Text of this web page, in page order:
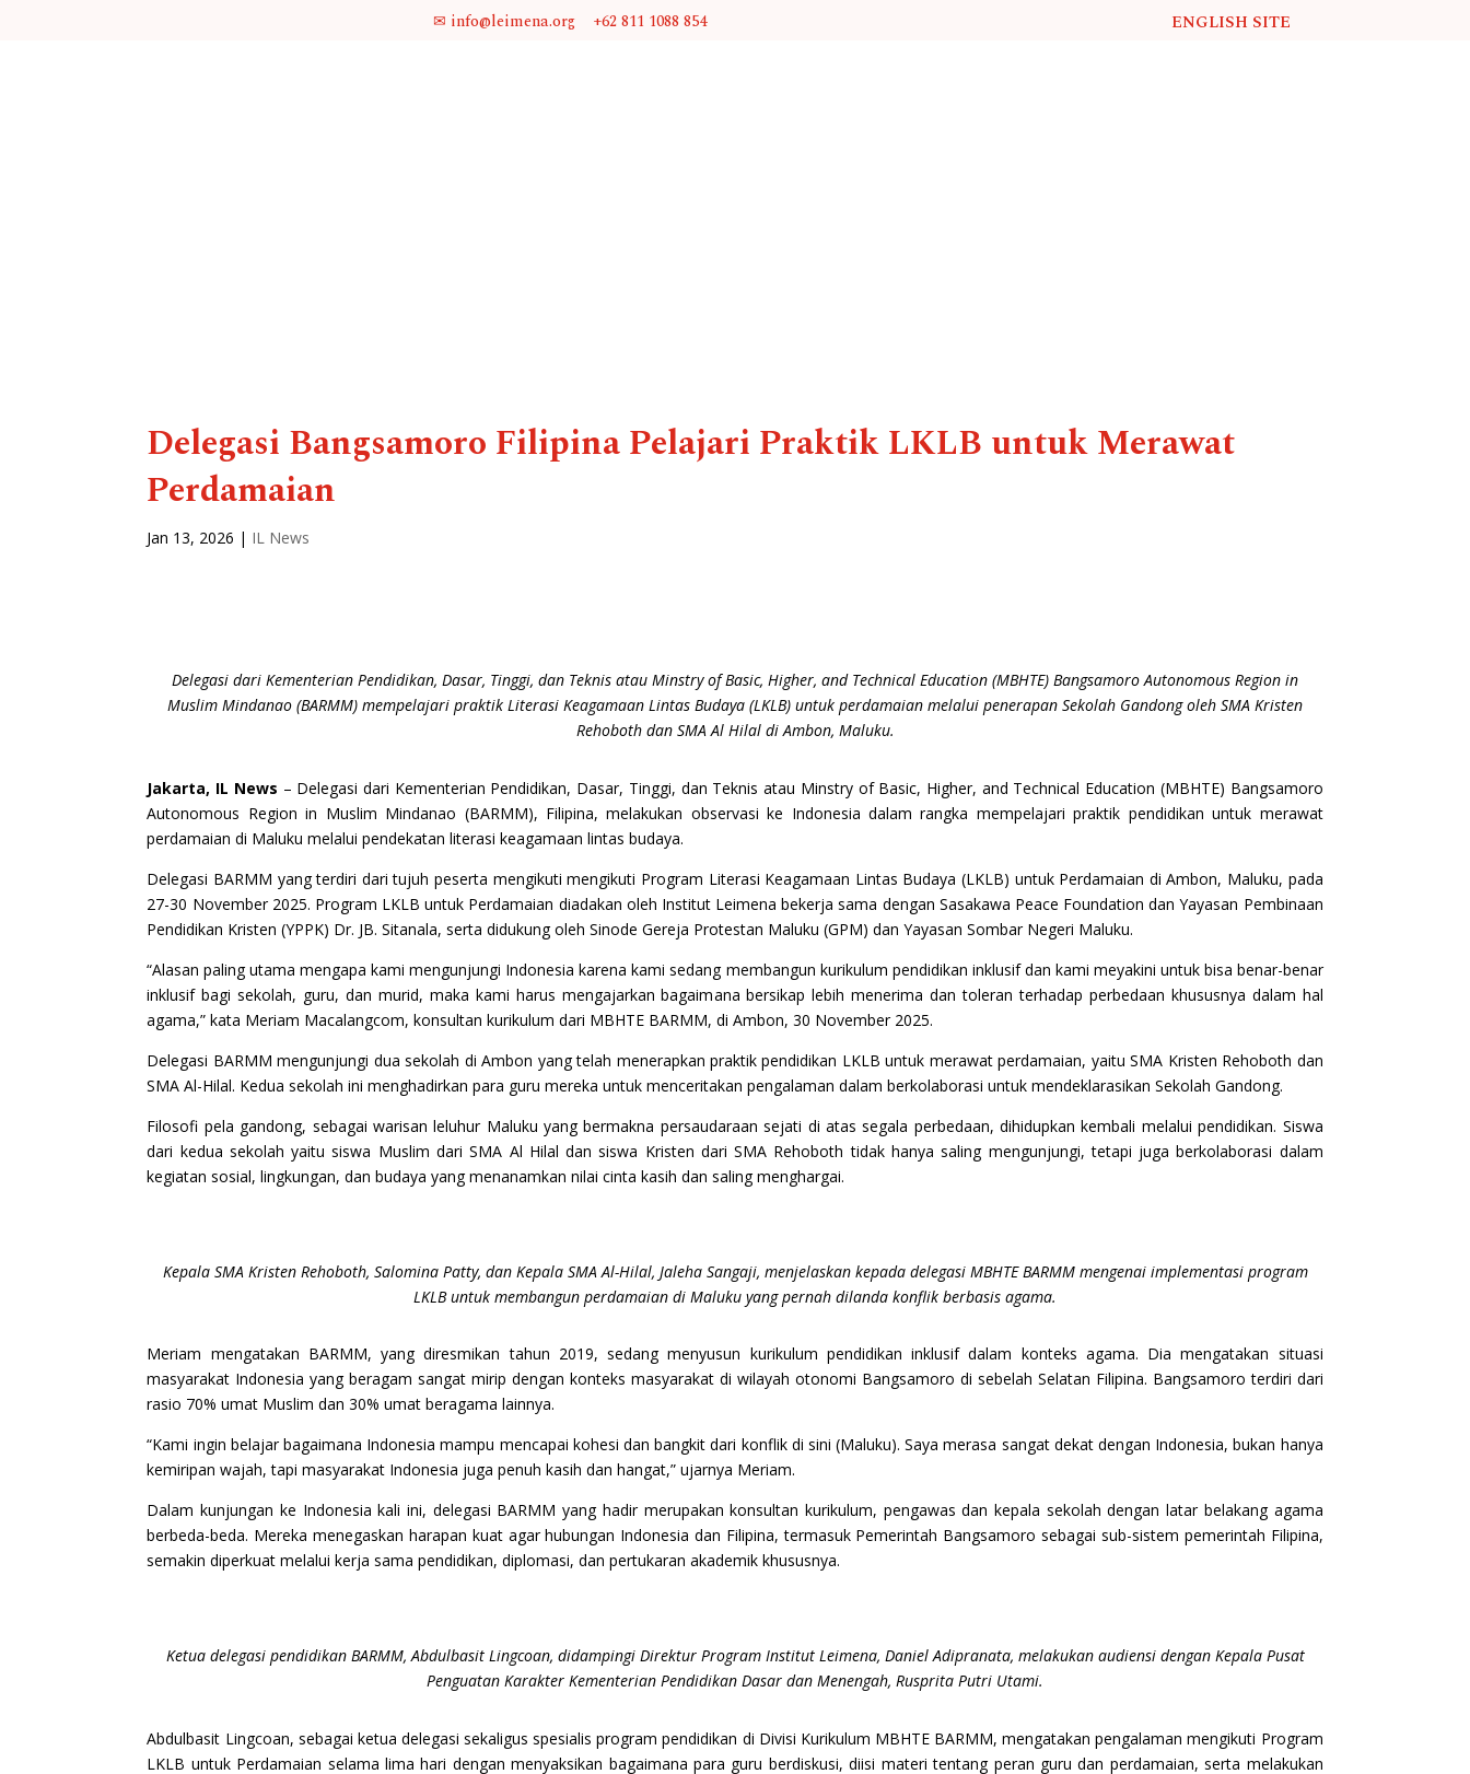
✉ info@leimena.org +62 811 1088 854 ENGLISH SITE
Delegasi Bangsamoro Filipina Pelajari Praktik LKLB untuk Merawat
Perdamaian
Jan 13, 2026 | IL News
Delegasi dari Kementerian Pendidikan, Dasar, Tinggi, dan Teknis atau Minstry of Basic, Higher, and Technical Education (MBHTE) Bangsamoro Autonomous Region in
Muslim Mindanao (BARMM) mempelajari praktik Literasi Keagamaan Lintas Budaya (LKLB) untuk perdamaian melalui penerapan Sekolah Gandong oleh SMA Kristen
Rehoboth dan SMA Al Hilal di Ambon, Maluku.
Jakarta, IL News – Delegasi dari Kementerian Pendidikan, Dasar, Tinggi, dan Teknis atau Minstry of Basic, Higher, and Technical Education (MBHTE) Bangsamoro
Autonomous Region in Muslim Mindanao (BARMM), Filipina, melakukan observasi ke Indonesia dalam rangka mempelajari praktik pendidikan untuk merawat
perdamaian di Maluku melalui pendekatan literasi keagamaan lintas budaya.
Delegasi BARMM yang terdiri dari tujuh peserta mengikuti mengikuti Program Literasi Keagamaan Lintas Budaya (LKLB) untuk Perdamaian di Ambon, Maluku, pada
27-30 November 2025. Program LKLB untuk Perdamaian diadakan oleh Institut Leimena bekerja sama dengan Sasakawa Peace Foundation dan Yayasan Pembinaan
Pendidikan Kristen (YPPK) Dr. JB. Sitanala, serta didukung oleh Sinode Gereja Protestan Maluku (GPM) dan Yayasan Sombar Negeri Maluku.
“Alasan paling utama mengapa kami mengunjungi Indonesia karena kami sedang membangun kurikulum pendidikan inklusif dan kami meyakini untuk bisa benar-benar
inklusif bagi sekolah, guru, dan murid, maka kami harus mengajarkan bagaimana bersikap lebih menerima dan toleran terhadap perbedaan khususnya dalam hal
agama,” kata Meriam Macalangcom, konsultan kurikulum dari MBHTE BARMM, di Ambon, 30 November 2025.
Delegasi BARMM mengunjungi dua sekolah di Ambon yang telah menerapkan praktik pendidikan LKLB untuk merawat perdamaian, yaitu SMA Kristen Rehoboth dan
SMA Al-Hilal. Kedua sekolah ini menghadirkan para guru mereka untuk menceritakan pengalaman dalam berkolaborasi untuk mendeklarasikan Sekolah Gandong.
Filosofi pela gandong, sebagai warisan leluhur Maluku yang bermakna persaudaraan sejati di atas segala perbedaan, dihidupkan kembali melalui pendidikan. Siswa
dari kedua sekolah yaitu siswa Muslim dari SMA Al Hilal dan siswa Kristen dari SMA Rehoboth tidak hanya saling mengunjungi, tetapi juga berkolaborasi dalam
kegiatan sosial, lingkungan, dan budaya yang menanamkan nilai cinta kasih dan saling menghargai.
Kepala SMA Kristen Rehoboth, Salomina Patty, dan Kepala SMA Al-Hilal, Jaleha Sangaji, menjelaskan kepada delegasi MBHTE BARMM mengenai implementasi program
LKLB untuk membangun perdamaian di Maluku yang pernah dilanda konflik berbasis agama.
Meriam mengatakan BARMM, yang diresmikan tahun 2019, sedang menyusun kurikulum pendidikan inklusif dalam konteks agama. Dia mengatakan situasi
masyarakat Indonesia yang beragam sangat mirip dengan konteks masyarakat di wilayah otonomi Bangsamoro di sebelah Selatan Filipina. Bangsamoro terdiri dari
rasio 70% umat Muslim dan 30% umat beragama lainnya.
“Kami ingin belajar bagaimana Indonesia mampu mencapai kohesi dan bangkit dari konflik di sini (Maluku). Saya merasa sangat dekat dengan Indonesia, bukan hanya
kemiripan wajah, tapi masyarakat Indonesia juga penuh kasih dan hangat,” ujarnya Meriam.
Dalam kunjungan ke Indonesia kali ini, delegasi BARMM yang hadir merupakan konsultan kurikulum, pengawas dan kepala sekolah dengan latar belakang agama
berbeda-beda. Mereka menegaskan harapan kuat agar hubungan Indonesia dan Filipina, termasuk Pemerintah Bangsamoro sebagai sub-sistem pemerintah Filipina,
semakin diperkuat melalui kerja sama pendidikan, diplomasi, dan pertukaran akademik khususnya.
Ketua delegasi pendidikan BARMM, Abdulbasit Lingcoan, didampingi Direktur Program Institut Leimena, Daniel Adipranata, melakukan audiensi dengan Kepala Pusat
Penguatan Karakter Kementerian Pendidikan Dasar dan Menengah, Rusprita Putri Utami.
Abdulbasit Lingcoan, sebagai ketua delegasi sekaligus spesialis program pendidikan di Divisi Kurikulum MBHTE BARMM, mengatakan pengalaman mengikuti Program
LKLB untuk Perdamaian selama lima hari dengan menyaksikan bagaimana para guru berdiskusi, diisi materi tentang peran guru dan perdamaian, serta melakukan